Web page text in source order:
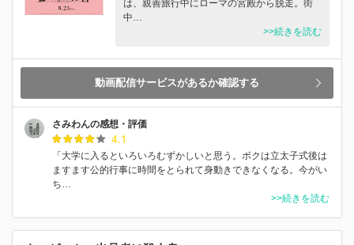
は、親善旅行中にローマの宮殿から脱走。街
中…
>>続きを読む
動画配信サービスがあるか確認する
さみわんの感想・評価
4.1
「大学に入るといろいろむずかしいと思う。ボクは立太子式後は
ますます公的行事に時間をとられて身動きできなくなる。今がい
ち…
>>続きを読む